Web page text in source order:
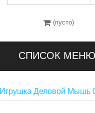
(пусто)
СПИСОК МЕНЮ
Игрушка Деловой Мышь